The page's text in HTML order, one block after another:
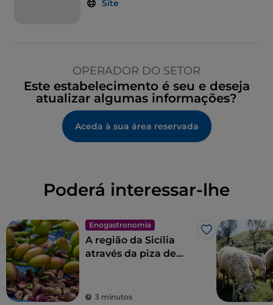
Site
OPERADOR DO SETOR
Este estabelecimento é seu e deseja
atualizar algumas informações?
Aceda à sua área reservada
Poderá interessar-lhe
Enogastronomia
Gosto
A região da Sicília
através da piza de
3 minutos